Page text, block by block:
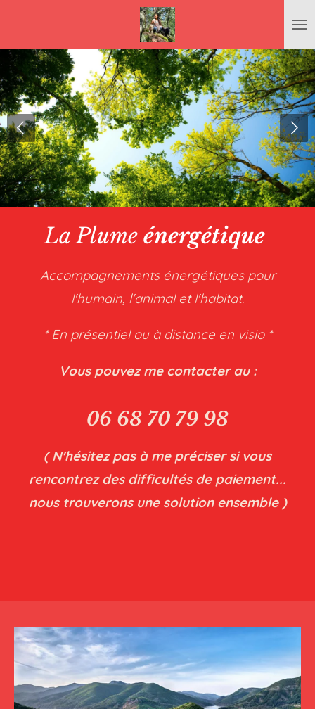
contenu
principal
La Plume énergétique
Accompagnements énergétiques pour
l'humain, l'animal et l'habitat.
* En présentiel ou à distance en visio *
Vous pouvez me contacter au :
06 68 70 79 98
( N'hésitez pas à me préciser si vous
rencontrez des difficultés de paiement...
nous trouverons une solution ensemble )